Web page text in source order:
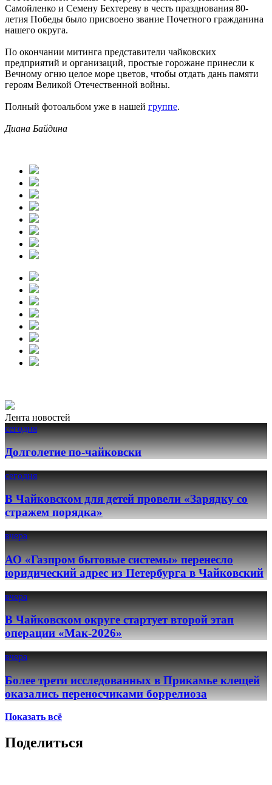
Самойленко и Семену Бехтереву в честь празднования 80-
летия Победы было присвоено звание Почетного гражданина
нашего округа.
По окончании митинга представители чайковских
предприятий и организаций, простые горожане принесли к
Вечному огню целое море цветов, чтобы отдать дань памяти
героям Великой Отечественной войны.
Полный фотоальбом уже в нашей группе.
Диана Байдина
Лента новостей
сегодня
Долголетие по-чайковски
сегодня
В Чайковском для детей провели «Зарядку со
стражем порядка»
вчера
АО «Газпром бытовые системы» перенесло
юридический адрес из Петербурга в Чайковский
вчера
В Чайковском округе стартует второй этап
операции «Мак-2026»
вчера
Более трети исследованных в Прикамье клещей
оказались переносчиками боррелиоза
Показать всё
Поделиться